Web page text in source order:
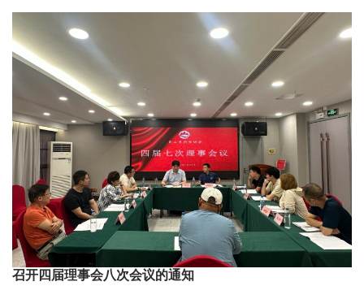
召开四届理事会八次会议的通知